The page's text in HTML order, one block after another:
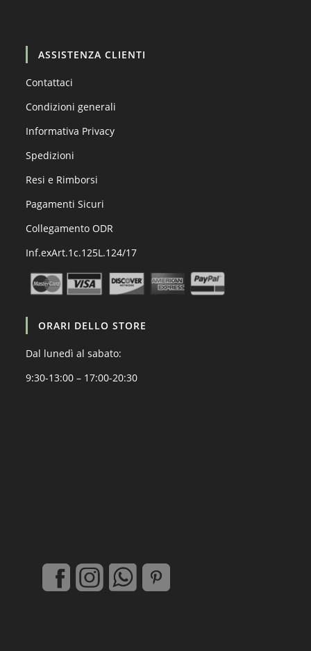
ASSISTENZA CLIENTI
Contattaci
Condizioni generali
Informativa Privacy
Spedizioni
Resi e Rimborsi
Pagamenti Sicuri
Collegamento ODR
Inf.exArt.1c.125L.124/17
ORARI DELLO STORE
Dal lunedì al sabato:
9:30-13:00 – 17:00-20:30